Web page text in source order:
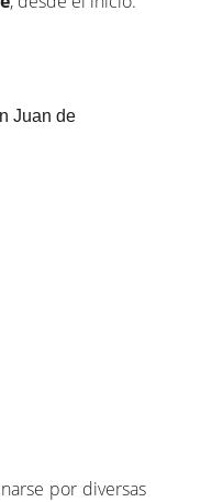
por diversas